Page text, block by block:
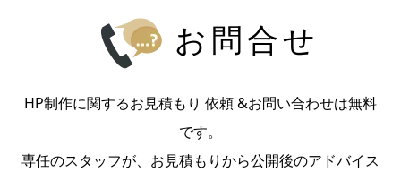
お問合せ
HP制作に関するお見積もり 依頼 &お問い合わせは無料
です。
専任のスタッフが、お見積もりから公開後のアドバイス